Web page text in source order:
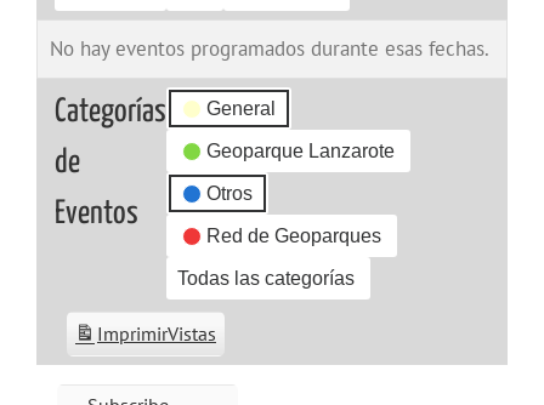
No hay eventos programados durante esas fechas.
Categorías
de
Eventos
General
Geoparque Lanzarote
Otros
Red de Geoparques
Todas las categorías
ImprimirVistas